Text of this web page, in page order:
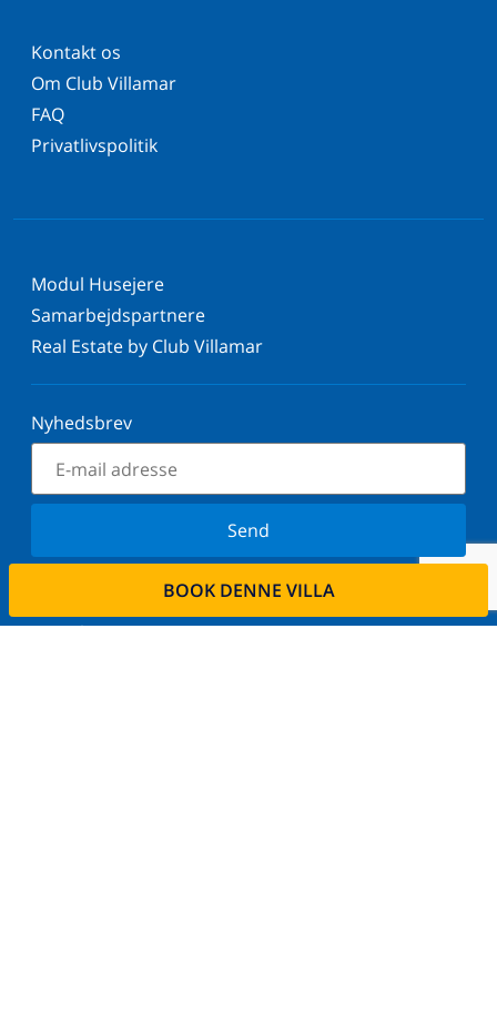
BOOK DENNE VILLA
Kontakt os
Om Club Villamar
FAQ
Privatlivspolitik
Modul Husejere
Samarbejdspartnere
Real Estate by Club Villamar
Nyhedsbrev
Send
Tilmeld dig vores nyhedsbrev og bliv orienteret om
de seneste nyheder og tilbud. Vi respekterer dit
privatliv.